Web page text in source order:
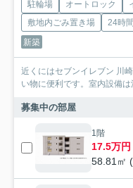
駐輪場 オートロック
敷地内ごみ置き場
24時
新築
近くにはセブンイレブン 川
い物に便利です。室内設備
募集中の部屋
1階
17.5万円
58.81㎡